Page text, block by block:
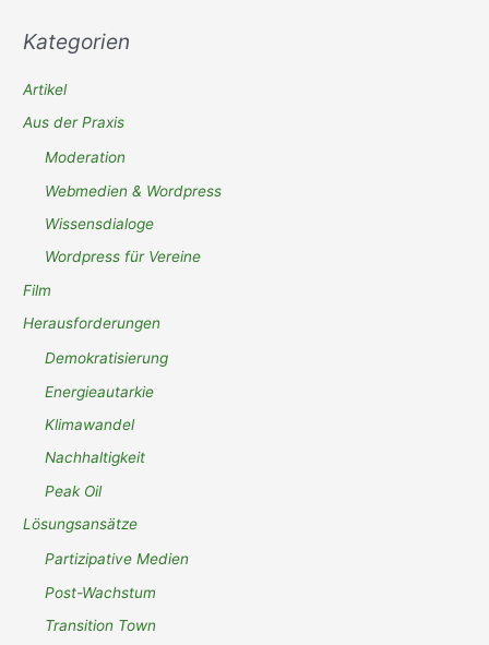
Kategorien
Artikel
Aus der Praxis
Moderation
Webmedien & Wordpress
Wissensdialoge
Wordpress für Vereine
Film
Herausforderungen
Demokratisierung
Energieautarkie
Klimawandel
Nachhaltigkeit
Peak Oil
Lösungsansätze
Partizipative Medien
Post-Wachstum
Transition Town